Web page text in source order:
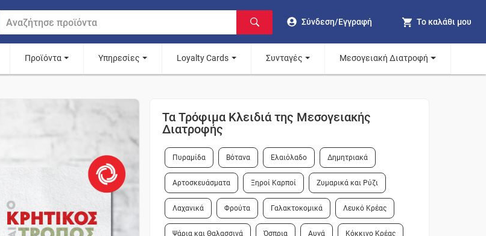
Σύνδεση/Εγγραφή Το καλάθι μου
Προϊόντα Υπηρεσίες Loyalty Cards Συνταγές Μεσογειακή Διατροφή
Τα Τρόφιμα Κλειδιά της Μεσογειακής
Διατροφής
Πυραμίδα Βότανα Ελαιόλαδο Δημητριακά
Αρτοσκευάσματα Ξηροί Καρποί Ζυμαρικά και Ρύζι
Λαχανικά Φρούτα Γαλακτοκομικά Λευκό Κρέας
Ψάρια και Θαλασσινά Όσπρια Αυγά Κόκκινο Κρέας